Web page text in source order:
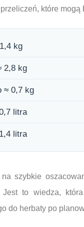
które mogą
kg
2,8 kg
≈ 0,7 kg
litra
litra
szybkie
to wiedza,
do herbaty po